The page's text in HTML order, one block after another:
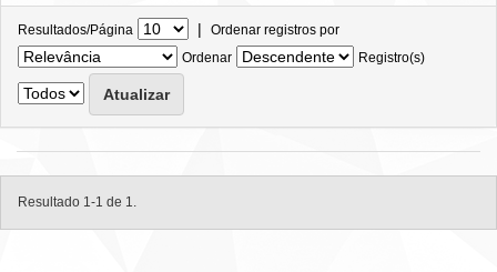
Resultados/Página | Ordenar registros por
Ordenar
Registro(s)
Resultado 1-1 de 1.